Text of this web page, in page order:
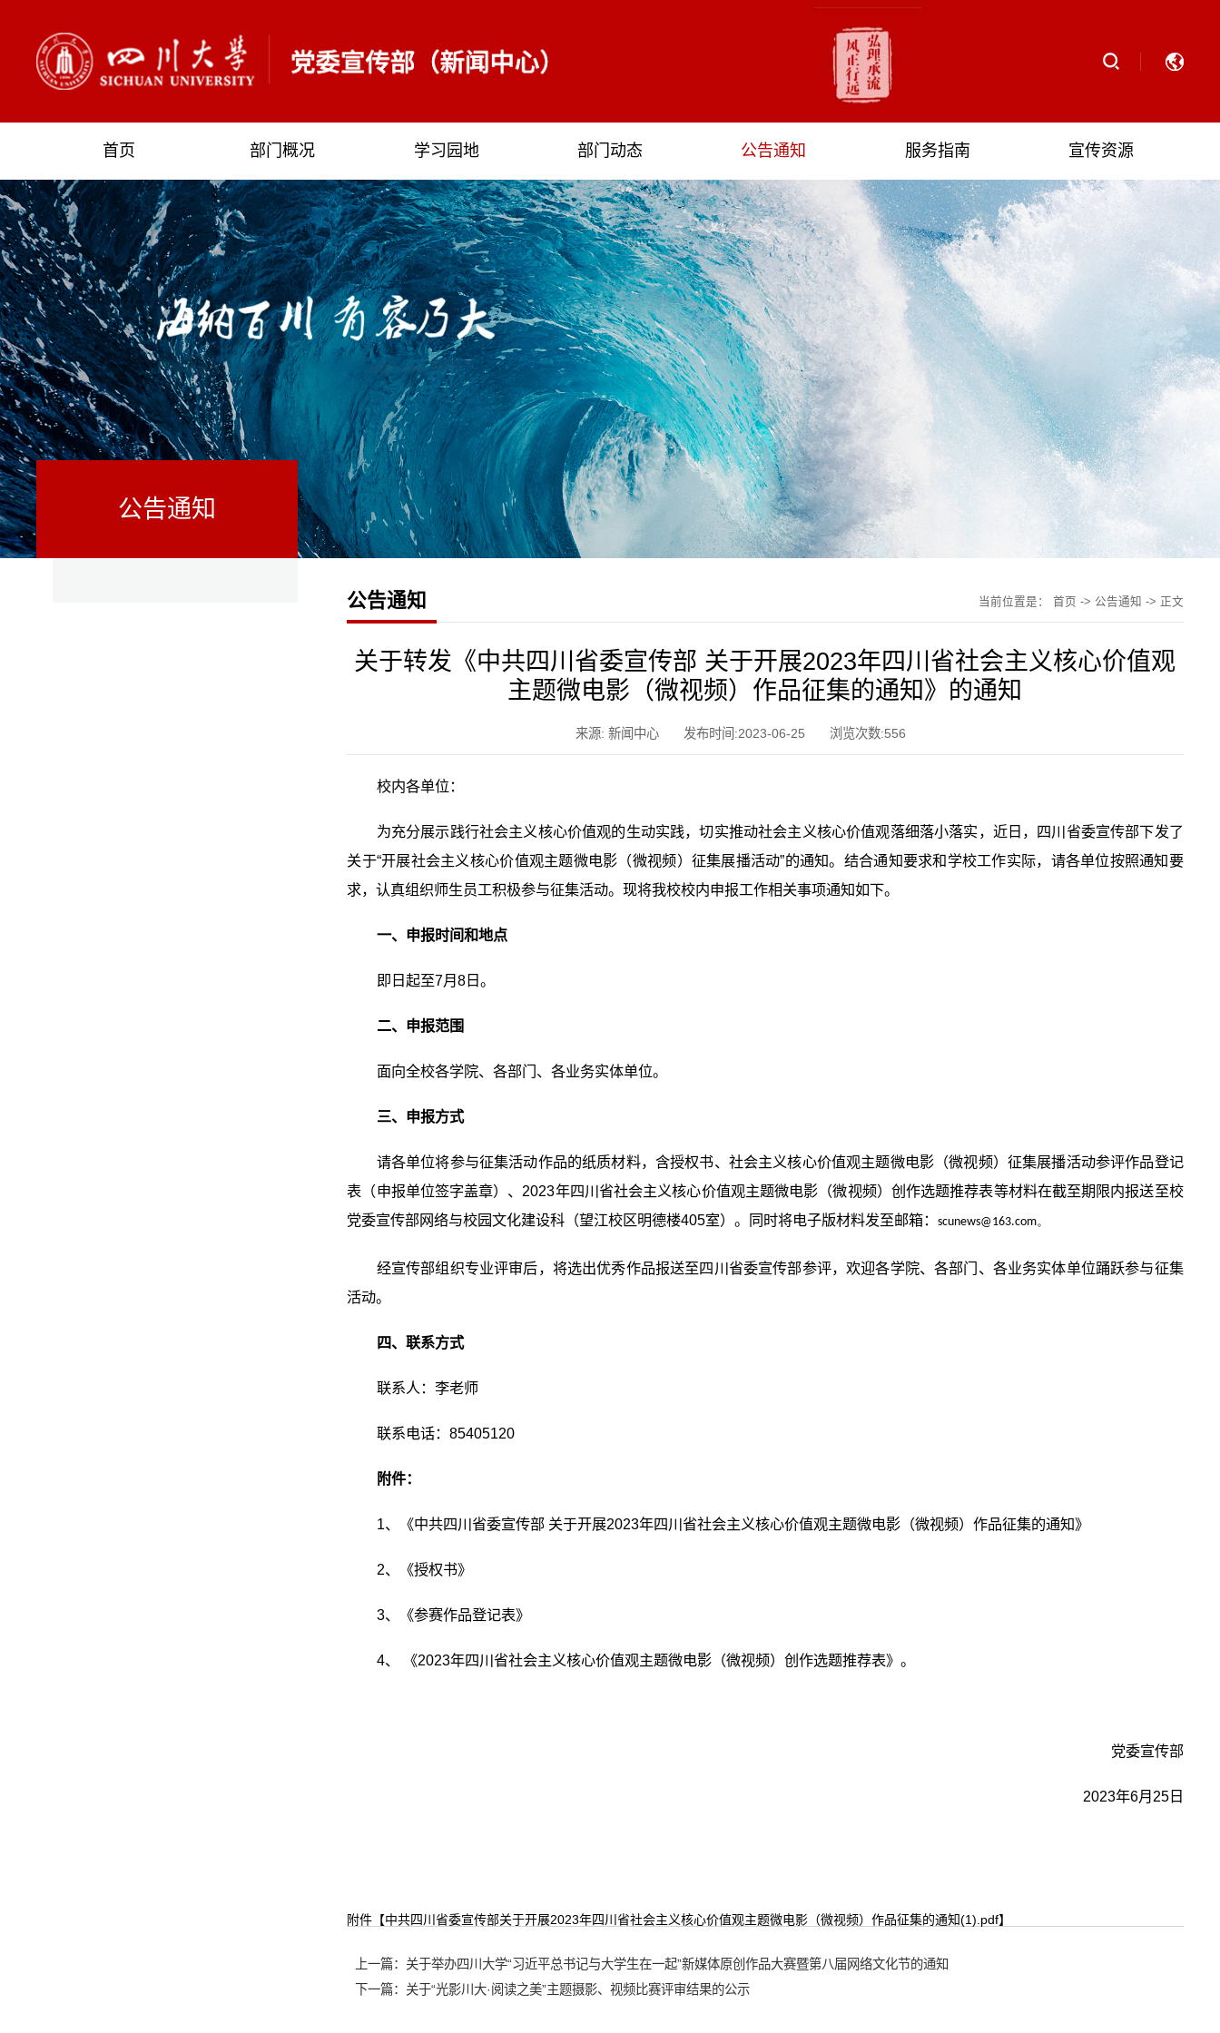
首页 部门概况 学习园地 部门动态 公告通知 服务指南 宣传资源
公告通知
公告通知 当前位置是： 首页 -> 公告通知 -> 正文
关于转发《中共四川省委宣传部 关于开展2023年四川省社会主义核心价值观
主题微电影（微视频）作品征集的通知》的通知
来源: 新闻中心 发布时间:2023-06-25 浏览次数:556
校内各单位：
为充分展示践行社会主义核心价值观的生动实践，切实推动社会主义核心价值观落细落小落实，近日，四川省委宣传部下发了
关于“开展社会主义核心价值观主题微电影（微视频）征集展播活动”的通知。结合通知要求和学校工作实际，请各单位按照通知要
求，认真组织师生员工积极参与征集活动。现将我校校内申报工作相关事项通知如下。
一、 申报时间和地点
即日起至7月8日。
二、 申报范围
面向全校各学院、各部门、各业务实体单位。
三、 申报方式
请各单位将参与征集活动作品的纸质材料，含授权书、社会主义核心价值观主题微电影（微视频）征集展播活动参评作品登记
表（申报单位签字盖章）、2023年四川省社会主义核心价值观主题微电影（微视频）创作选题推荐表等材料在截至期限内报送至校
党委宣传部网络与校园文化建设科（望江校区明德楼405室）。同时将电子版材料发至邮箱：scunews@163.com。
经宣传部组织专业评审后，将选出优秀作品报送至四川省委宣传部参评，欢迎各学院、各部门、 各业务实体单位踊跃参与征集
活动。
四、 联系方式
联系人：李老师
联系电话：85405120
附件：
1、《中共四川省委宣传部 关于开展2023年四川省社会主义核心价值观主题微电影（微视频）作品征集的通知》
2、《授权书》
3、《参赛作品登记表》
4、 《2023年四川省社会主义核心价值观主题微电影（微视频）创作选题推荐表》。
党委宣传部
2023年6月25日
附件【中共四川省委宣传部关于开展2023年四川省社会主义核心价值观主题微电影（微视频）作品征集的通知(1).pdf】
上一篇：关于举办四川大学“习近平总书记与大学生在一起”新媒体原创作品大赛暨第八届网络文化节的通知
下一篇：关于“光影川大·阅读之美”主题摄影、视频比赛评审结果的公示